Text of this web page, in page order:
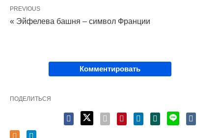
PREVIOUS
« Эйфелева башня – символ Франции
Комментировать
ПОДЕЛИТЬСЯ